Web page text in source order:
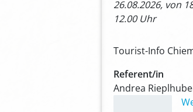
26.08.2026, von
12.00 Uhr
Tourist-Info
Referent/in
Andrea